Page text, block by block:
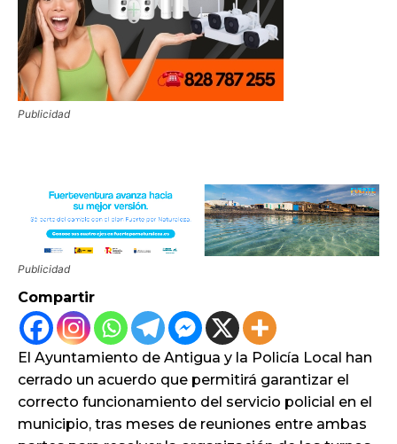
Publicidad
Publicidad
Compartir
El Ayuntamiento de Antigua y la Policía Local han
cerrado un acuerdo que permitirá garantizar el
correcto funcionamiento del servicio policial en el
municipio, tras meses de reuniones entre ambas